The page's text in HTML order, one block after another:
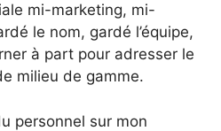
mi-marketing, mi-
le nom, gardé l’équipe,
à part pour adresser le
milieu de gamme.
personnel sur mon